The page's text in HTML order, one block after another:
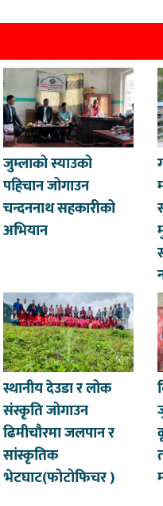
जुम्लाको स्याउको
पहिचान जोगाउन
चन्दननाथ सहकारीको
अभियान
स्थानीय देउडा र लोक
संस्कृति जोगाउन
ढिमीचौरमा जलपान र
सांस्कृतिक
भेटघाट(फोटोफिचर )